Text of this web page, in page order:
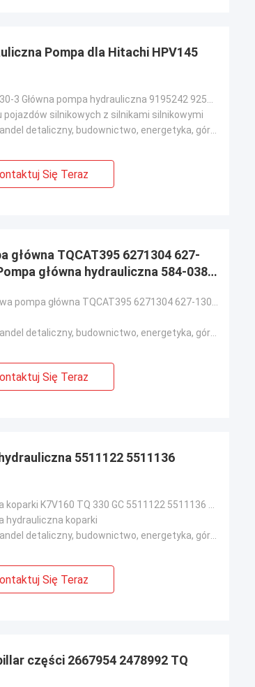
Pompa dla Hitachi HPV145
silnikowych z silnikami silnikowymi
Się Teraz
główna TQCAT395 6271304 627-
główna hydrauliczna 584-0380
Się Teraz
5511122 5511136
hydrauliczna koparki
Się Teraz
części 2667954 2478992 TQ